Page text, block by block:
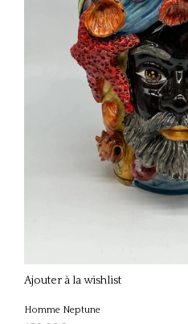
Ajouter à la wishlist
Homme Neptune